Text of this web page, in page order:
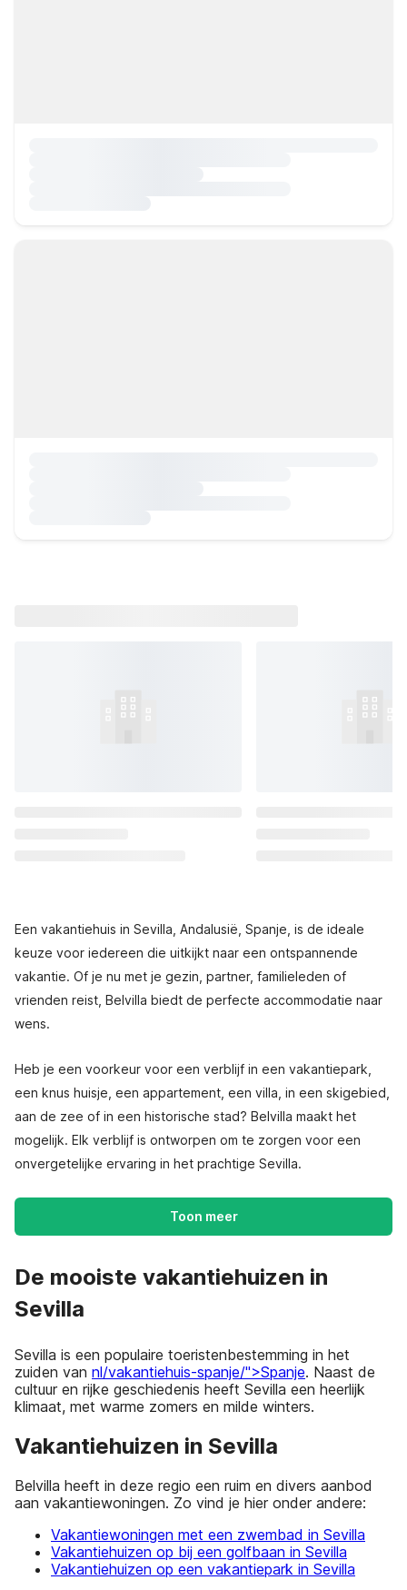
Een vakantiehuis in Sevilla, Andalusië, Spanje, is de ideale
keuze voor iedereen die uitkijkt naar een ontspannende
vakantie. Of je nu met je gezin, partner, familieleden of
vrienden reist, Belvilla biedt de perfecte accommodatie naar
wens.
Heb je een voorkeur voor een verblijf in een vakantiepark,
een knus huisje, een appartement, een villa, in een skigebied,
aan de zee of in een historische stad? Belvilla maakt het
mogelijk. Elk verblijf is ontworpen om te zorgen voor een
onvergetelijke ervaring in het prachtige Sevilla.
Toon meer
De mooiste vakantiehuizen in
Sevilla
Sevilla is een populaire toeristenbestemming in het
zuiden van nl/vakantiehuis-spanje/">Spanje. Naast de
cultuur en rijke geschiedenis heeft Sevilla een heerlijk
klimaat, met warme zomers en milde winters.
Vakantiehuizen in Sevilla
Belvilla heeft in deze regio een ruim en divers aanbod
aan vakantiewoningen. Zo vind je hier onder andere:
Vakantiewoningen met een zwembad in Sevilla
Vakantiehuizen op bij een golfbaan in Sevilla
Vakantiehuizen op een vakantiepark in Sevilla